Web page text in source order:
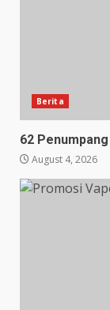
Berita
62
August 4, 2026